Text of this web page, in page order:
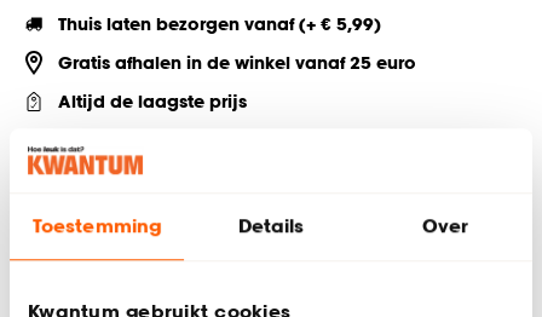
Toestemming Details Over
Kwantum gebruikt cookies
Thuis laten bezorgen vanaf (+ € 5,99)
Gratis afhalen in de winkel vanaf 25 euro
Altijd de laagste prijs
Deel jouw product & volg ons op social